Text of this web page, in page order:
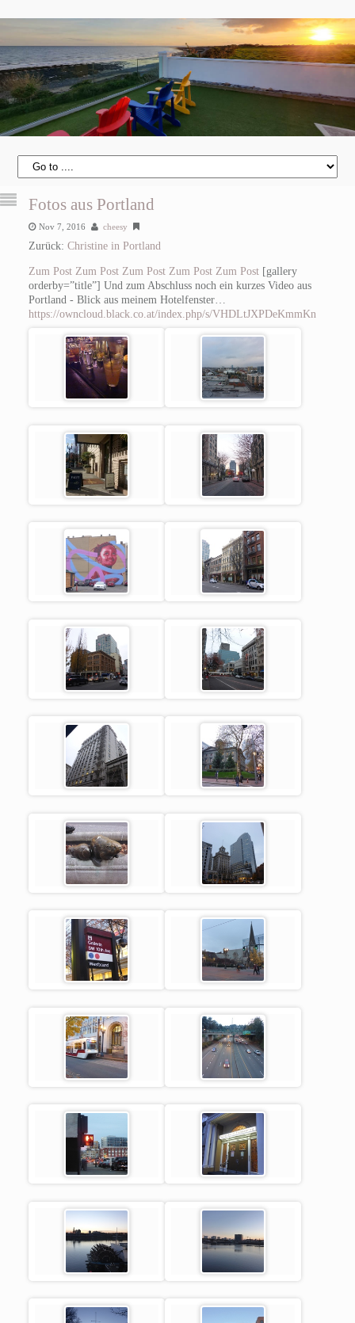
Fotos aus Portland
Nov 7, 2016 cheesy
Zurück: Christine in Portland
Zum Post Zum Post Zum Post Zum Post Zum Post[gallery
orderby=”title”] Und zum Abschluss noch ein kurzes Video aus
Portland - Blick aus meinem Hotelfenster…
https://owncloud.black.co.at/index.php/s/VHDLtJXPDeKmmKn